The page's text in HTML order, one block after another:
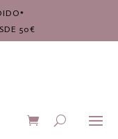
50€